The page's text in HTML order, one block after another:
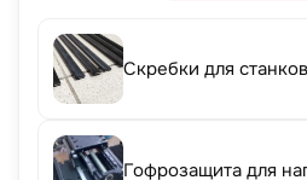
Скребки для станков
Гофрозащита для